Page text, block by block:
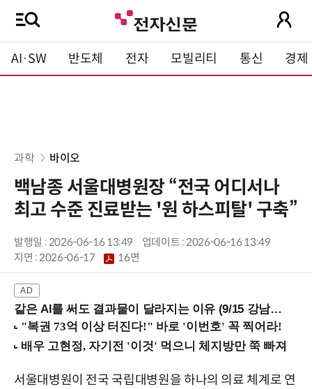
AI·SW 반도체 전자 모빌리티 통신 경제
과학 바이오
백남종 서울대병원장 “전국 어디서나
최고 수준 진료받는 '원 하스피탈' 구축”
발행일 : 2026-06-16 13:49
업데이트 : 2026-06-16 13:49
지면 :2026-06-17 16면
같은 AI를 써도 결과물이 달라지는 이유 (9/15 강남역)
서울대병원이 전국 국립대병원을 하나의 의료 체계로 연